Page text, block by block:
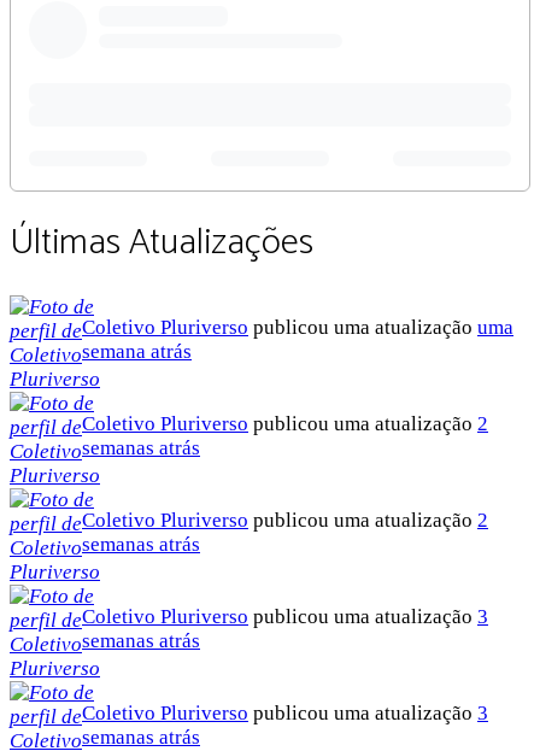
Últimas Atualizações
Coletivo Pluriverso publicou uma atualização uma
semana atrás
Coletivo Pluriverso publicou uma atualização 2
semanas atrás
Coletivo Pluriverso publicou uma atualização 2
semanas atrás
Coletivo Pluriverso publicou uma atualização 3
semanas atrás
Coletivo Pluriverso publicou uma atualização 3
semanas atrás